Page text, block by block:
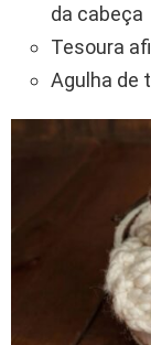
da cabeça
Tesoura
Agulha de